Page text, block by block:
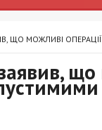
ЩО МОЖЛИВІ ОПЕРАЦІЇ